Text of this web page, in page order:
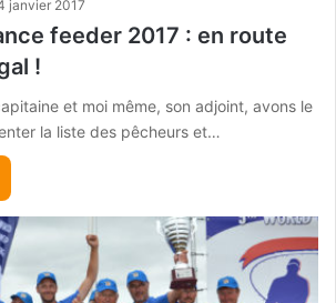
janvier 2017
feeder 2017 : en route
!
et moi même, son adjoint, avons le
la liste des pêcheurs et…